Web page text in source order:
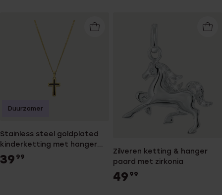
Stainless steel goldplated
kinderketting met hanger
kruis
39 99
Duurzamer
Zilveren ketting & hanger
paard met zirkonia
49 99